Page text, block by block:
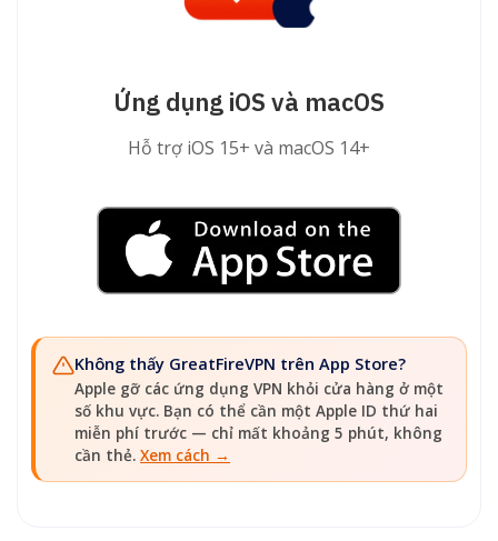
Ứng dụng iOS và macOS
Hỗ trợ iOS 15+ và macOS 14+
Không thấy GreatFireVPN trên App Store?
Apple gỡ các ứng dụng VPN khỏi cửa hàng ở một
số khu vực. Bạn có thể cần một Apple ID thứ hai
miễn phí trước — chỉ mất khoảng 5 phút, không
cần thẻ. Xem cách →